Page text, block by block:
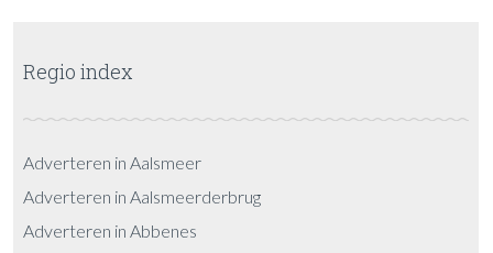
Regio index
Adverteren in Aalsmeer
Adverteren in Aalsmeerderbrug
Adverteren in Abbenes